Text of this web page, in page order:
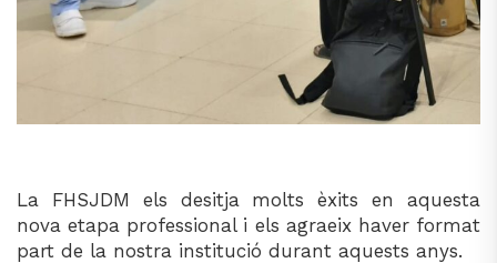
La FHSJDM els desitja molts èxits en aquesta
nova etapa professional i els agraeix haver format
part de la nostra institució durant aquests anys.